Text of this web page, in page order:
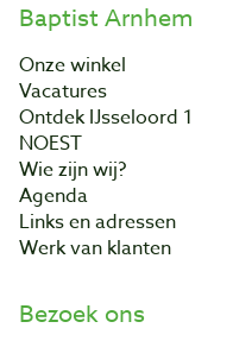
Baptist Arnhem
Onze winkel
Vacatures
Ontdek IJsseloord 1
NOEST
Wie zijn wij?
Agenda
Links en adressen
Werk van klanten
Bezoek ons